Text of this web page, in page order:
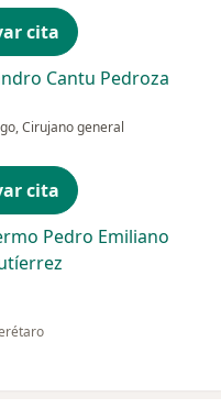
cita
Cantu Pedroza
Cirujano general
cita
Pedro Emiliano